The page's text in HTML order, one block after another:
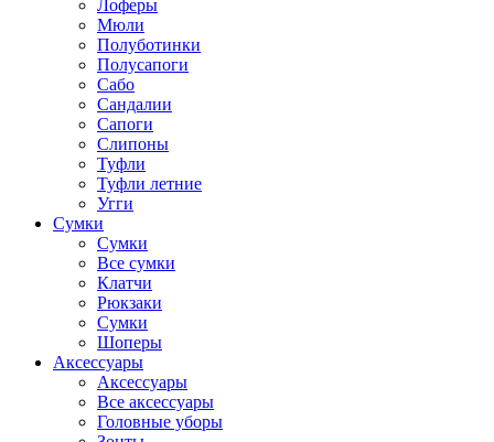
Лоферы
Мюли
Полуботинки
Полусапоги
Сабо
Сандалии
Сапоги
Слипоны
Туфли
Туфли летние
Угги
Сумки
Сумки
Все сумки
Клатчи
Рюкзаки
Сумки
Шоперы
Аксессуары
Аксессуары
Все аксессуары
Головные уборы